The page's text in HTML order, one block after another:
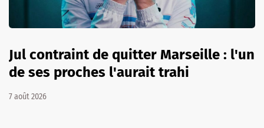
Jul contraint de quitter Marseille : l'un
de ses proches l'aurait trahi
7 août 2026